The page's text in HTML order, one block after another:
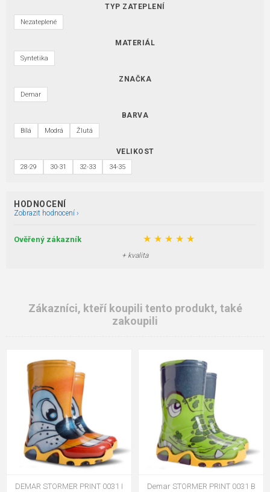
TYP ZATEPLENÍ
Nezateplené
MATERIÁL
Syntetika
ZNAČKA
Demar
BARVA
Bílá Modrá Žlutá
VELIKOST
28-29 30-31 32-33 34-35
HODNOCENÍ
Zobrazit hodnocení ›
Ověřený zákazník ★ ★ ★ ★ ★
+ kvalita
Zákazníci, kteří koupili tento produkt, také
zakoupili
DEMAR STORMER PRINT 0031 I Demar STORMER PRINT 0031 B